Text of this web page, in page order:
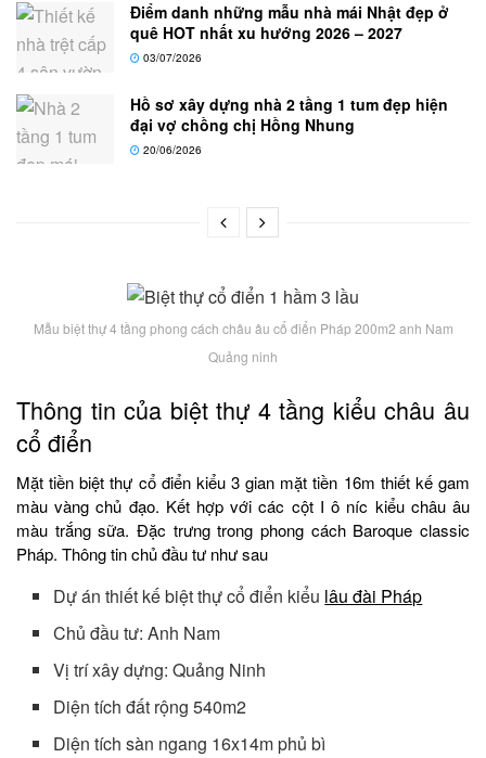
Điểm danh những mẫu nhà mái Nhật đẹp ở
quê HOT nhất xu hướng 2026 – 2027
03/07/2026
Hồ sơ xây dựng nhà 2 tầng 1 tum đẹp hiện
đại vợ chồng chị Hồng Nhung
20/06/2026
Mẫu biệt thự 4 tầng phong cách châu âu cổ điển Pháp 200m2 anh Nam
Quảng ninh
Thông tin của biệt thự 4 tầng kiểu châu âu
cổ điển
Mặt tiền biệt thự cổ điển kiểu 3 gian mặt tiền 16m thiết kế gam
màu vàng chủ đạo. Kết hợp với các cột I ô níc kiểu châu âu
màu trắng sữa. Đặc trưng trong phong cách Baroque classic
Pháp. Thông tin chủ đầu tư như sau
Dự án thiết kế biệt thự cổ điển kiểu lâu đài Pháp
Chủ đầu tư: Anh Nam
Vị trí xây dựng: Quảng Ninh
Diện tích đất rộng 540m2
Diện tích sàn ngang 16x14m phủ bì